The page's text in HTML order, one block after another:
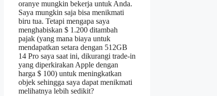
oranye mungkin bekerja untuk Anda.
Saya mungkin saja bisa menikmati
biru tua. Tetapi mengapa saya
menghabiskan $ 1.200 ditambah
pajak (yang mana biaya untuk
mendapatkan setara dengan 512GB
14 Pro saya saat ini, dikurangi trade-in
yang diperkirakan Apple dengan
harga $ 100) untuk meningkatkan
objek sehingga saya dapat menikmati
melihatnya lebih sedikit?